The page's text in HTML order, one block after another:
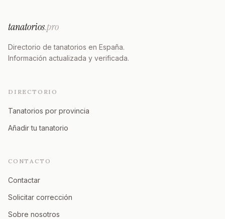
tanatorios.pro
Directorio de tanatorios en España.
Información actualizada y verificada.
DIRECTORIO
Tanatorios por provincia
Añadir tu tanatorio
CONTACTO
Contactar
Solicitar corrección
Sobre nosotros